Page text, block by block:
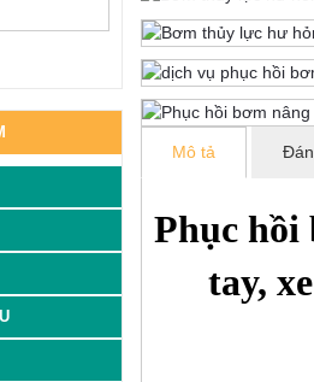
Mô tả
Phục hồi
tay,